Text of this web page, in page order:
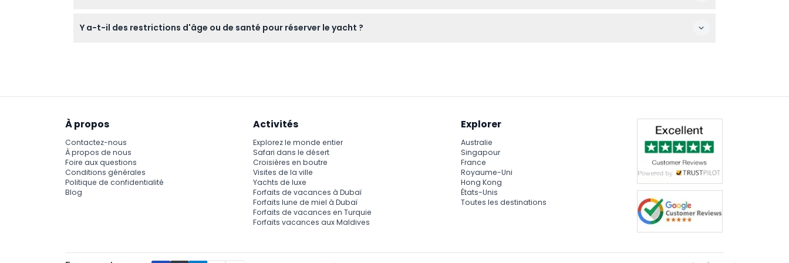
qu'un capitaine professionnel et un équipage offrant un excellent service.
Y a-t-il des restrictions d'âge ou de santé pour réserver le yacht ?
À propos
Contactez-nous
À propos de nous
Foire aux questions
Conditions générales
Politique de confidentialité
Blog
Activités
Explorez le monde entier
Safari dans le désert
Croisières en boutre
Visites de la ville
Yachts de luxe
Forfaits de vacances à Dubaï
Forfaits lune de miel à Dubaï
Forfaits de vacances en Turquie
Forfaits vacances aux Maldives
Explorer
Australie
Singapour
France
Royaume-Uni
Hong Kong
États-Unis
Toutes les destinations